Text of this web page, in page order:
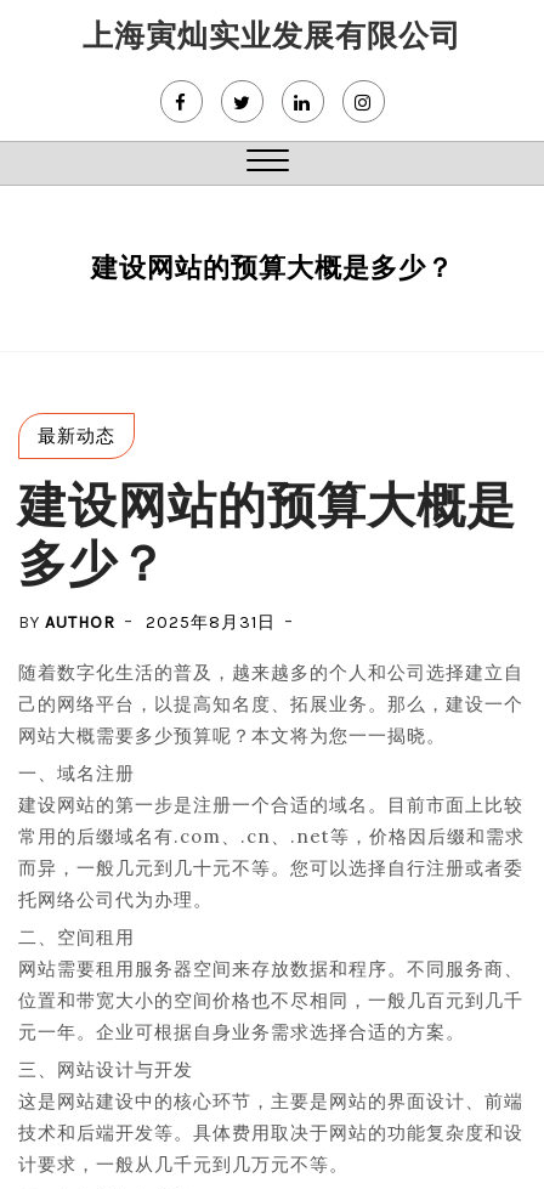
上海寅灿实业发展有限公司
Close
建设网站的预算大概是多少？
最新动态
建设网站的预算大概是
多少？
BY AUTHOR 2025年8月31日
随着数字化生活的普及，越来越多的个人和公司选择建立自
己的网络平台，以提高知名度、拓展业务。那么，建设一个
网站大概需要多少预算呢？本文将为您一一揭晓。
一、域名注册
建设网站的第一步是注册一个合适的域名。目前市面上比较
常用的后缀域名有.com、.cn、.net等，价格因后缀和需求
而异，一般几元到几十元不等。您可以选择自行注册或者委
托网络公司代为办理。
二、空间租用
网站需要租用服务器空间来存放数据和程序。不同服务商、
位置和带宽大小的空间价格也不尽相同，一般几百元到几千
元一年。企业可根据自身业务需求选择合适的方案。
三、网站设计与开发
这是网站建设中的核心环节，主要是网站的界面设计、前端
技术和后端开发等。具体费用取决于网站的功能复杂度和设
计要求，一般从几千元到几万元不等。